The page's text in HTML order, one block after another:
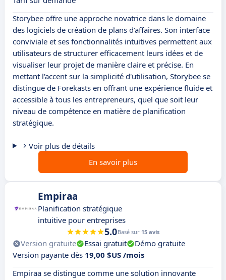
Storybee offre une approche novatrice dans le domaine
des logiciels de création de plans d'affaires. Son interface
conviviale et ses fonctionnalités intuitives permettent aux
utilisateurs de structurer efficacement leurs idées et de
visualiser leur projet de manière claire et précise. En
mettant l'accent sur la simplicité d'utilisation, Storybee se
distingue de Forekasts en offrant une expérience fluide et
accessible à tous les entrepreneurs, quel que soit leur
niveau de compétence en matière de planification
stratégique.
Voir plus de détails
En savoir plus
Empiraa
Planification stratégique
intuitive pour entreprises
5.0Basé sur 15 avis
Version gratuite Essai gratuit
Démo gratuite
Version payante dès 19,00 $US /mois
Empiraa se distingue comme une solution innovante